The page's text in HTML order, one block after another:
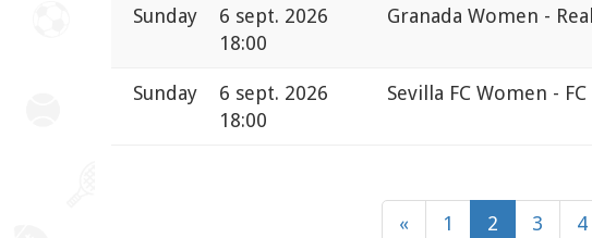
Sunday
6 sept. 2026
18:00
Granada Women -
Sunday
6 sept. 2026
18:00
Sevilla FC Women -
« 1 2 3 4